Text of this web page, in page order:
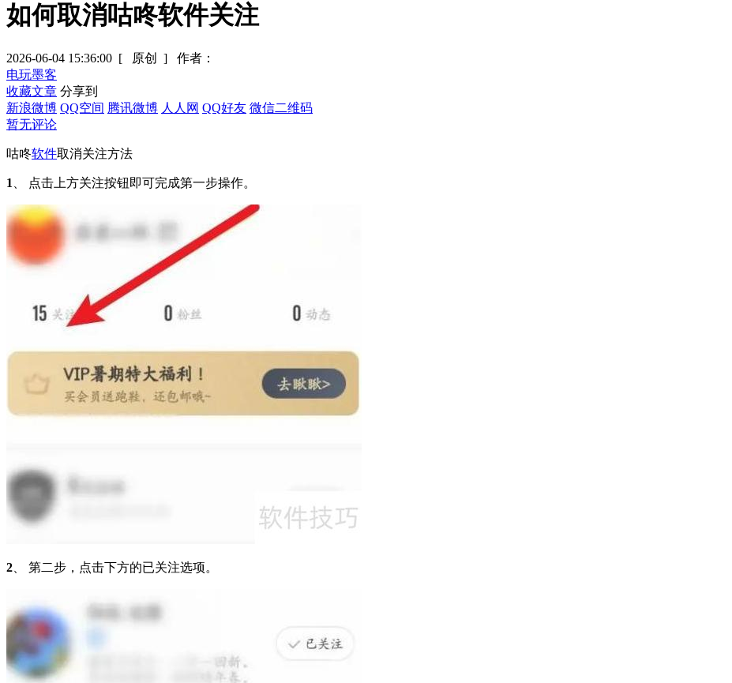
如何取消咕咚软件关注
2026-06-04 15:36:00 [ 原创 ]
作者：
电玩墨客
收藏文章 分享到
新浪微博 QQ空间 腾讯微博 人人网 QQ好友 微信二维码
暂无评论
咕咚软件取消关注方法
1 、 点击上方关注按钮即可完成第一步操作。
2 、 第二步，点击下方的已关注选项。